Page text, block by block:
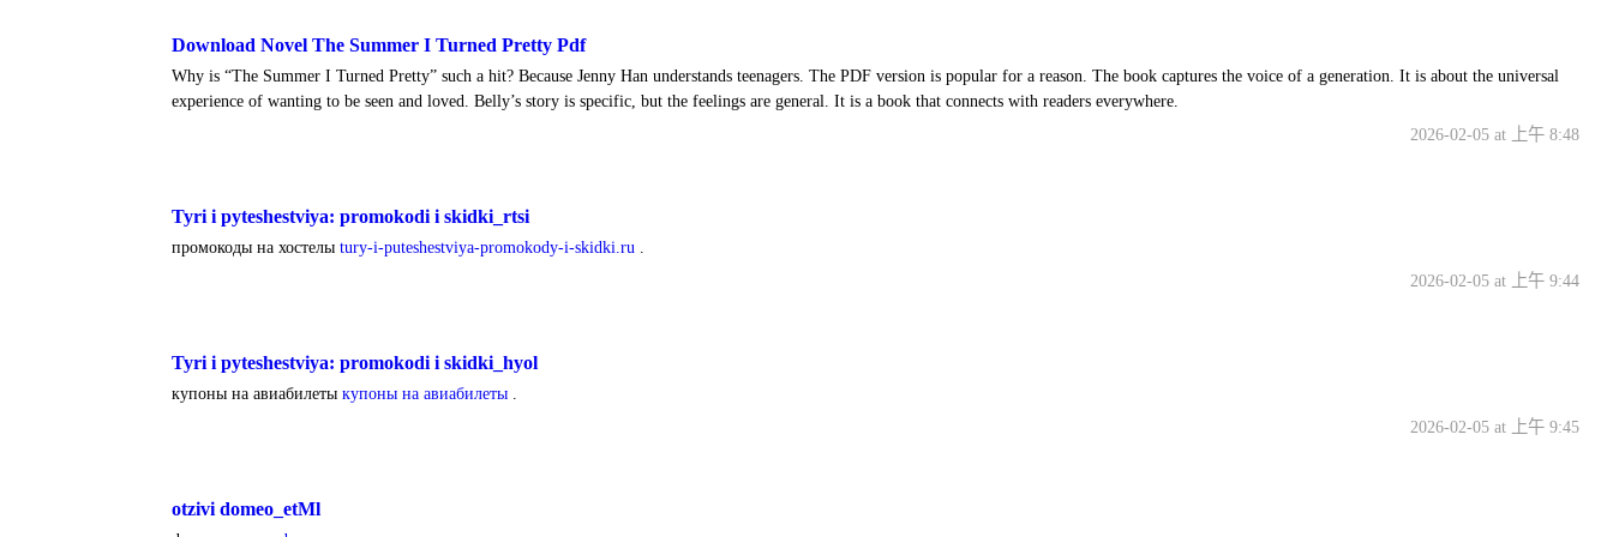
Download Novel The Summer I Turned Pretty Pdf
Why is “The Summer I Turned Pretty” such a hit? Because Jenny Han understands teenagers. The PDF version is popular for a reason. The book captures the voice of a generation. It is about the universal
experience of wanting to be seen and loved. Belly’s story is specific, but the feelings are general. It is a book that connects with readers everywhere.
2026-02-05 at 上午 8:48
Tyri i pyteshestviya: promokodi i skidki_rtsi
промокоды на хостелы tury-i-puteshestviya-promokody-i-skidki.ru
2026-02-05 at 上午 9:44
Tyri i pyteshestviya: promokodi i skidki_hyol
купоны на авиабилеты купоны на авиабилеты
2026-02-05 at 上午 9:45
otzivi domeo_etMl